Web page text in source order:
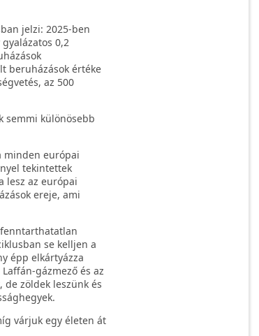
jelzi: 2025-ben
0,2
beruházások értéke
az 500
semmi különösebb
minden európai
tekintettek
lesz az európai
ereje, ami
se kelljen a
épp elkártyázza
gázmező és az
zöldek leszünk és
várjuk egy életen át